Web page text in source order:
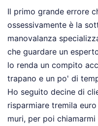
Il primo grande errore
ossessivamente è la
manovalanza
che guardare un
lo renda un compito
trapano e un po' di
Ho seguito decine di
risparmiare tremila
muri, per poi